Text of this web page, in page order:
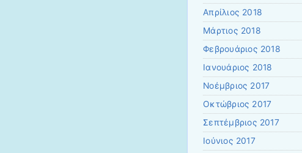
Απρίλιος 2018
Μάρτιος 2018
Φεβρουάριος 2018
Ιανουάριος 2018
Νοέμβριος 2017
Οκτώβριος 2017
Σεπτέμβριος 2017
Ιούνιος 2017